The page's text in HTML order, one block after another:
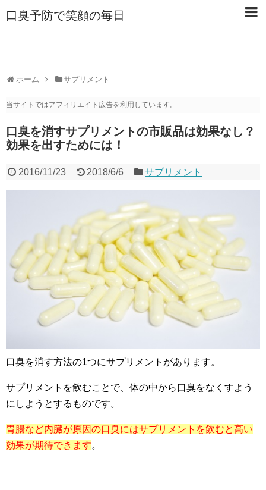
口臭予防で笑顔の毎日
ホーム サプリメント
当サイトではアフィリエイト広告を利用しています。
口臭を消すサプリメントの市販品は効果なし？
効果を出すためには！
2016/11/23 2018/6/6 サプリメント
口臭を消す方法の1つにサプリメントがあります。
サプリメントを飲むことで、体の中から口臭をなくすよう
にしようとするものです。
胃腸など内臓が原因の口臭にはサプリメントを飲むと高い
効果が期待できます。